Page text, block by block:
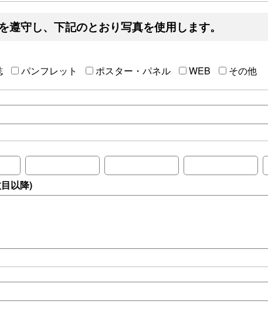
を遵守し、下記のとおり写真を使用します。
パンフレット ポスター・パネル WEB その他
以降)